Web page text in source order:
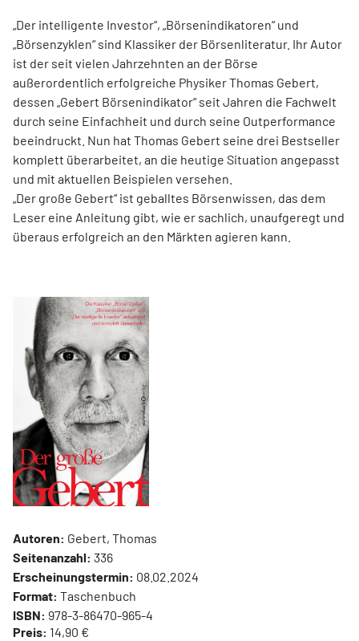
„Der intelligente Investor“, „Börsenindikatoren“ und
„Börsenzyklen“ sind Klassiker der Börsen­literatur. Ihr Autor
ist der seit vielen Jahrzehnten an der Börse
außerordentlich erfolgreiche Physiker Thomas Gebert,
dessen „Gebert Börsenindikator“ seit Jahren die Fachwelt
durch seine Einfachheit und durch seine Outperformance
beeindruckt. Nun hat Thomas Gebert seine drei Best­seller
komplett überarbeitet, an die heutige ­Situation angepasst
und mit aktuellen Beispielen ver­sehen.
„Der große Gebert“ ist geballtes Börsenwissen, das dem
Leser eine Anleitung gibt, wie er sachlich, unaufgeregt und
überaus erfolgreich an den Märkten agieren kann.
Autoren: Gebert, Thomas
Seitenanzahl: 336
Erscheinungstermin: 08.02.2024
Format: Taschenbuch
ISBN: 978-3-86470-965-4
Preis: 14,90 €